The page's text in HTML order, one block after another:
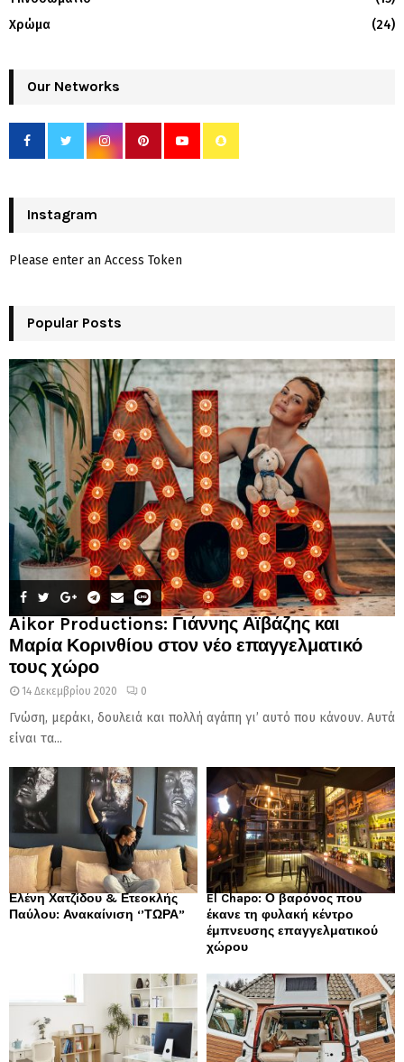
Χρώμα
(24)
Our Networks
Instagram
Please enter an Access Token
Popular Posts
Aikor Productions: Γιάννης Αϊβάζης και
Μαρία Κορινθίου στον νέο επαγγελματικό
τους χώρο
14 Δεκεμβρίου 2020 0
Γνώση, μεράκι, δουλειά και πολλή αγάπη γι’ αυτό που κάνουν. Αυτά
είναι τα...
Ελένη Χατζίδου & Ετεοκλής
Παύλου: Ανακαίνιση ‘’ΤΩΡΑ”
El Chapo: Ο βαρόνος που
έκανε τη φυλακή κέντρο
έμπνευσης επαγγελματικού
χώρου